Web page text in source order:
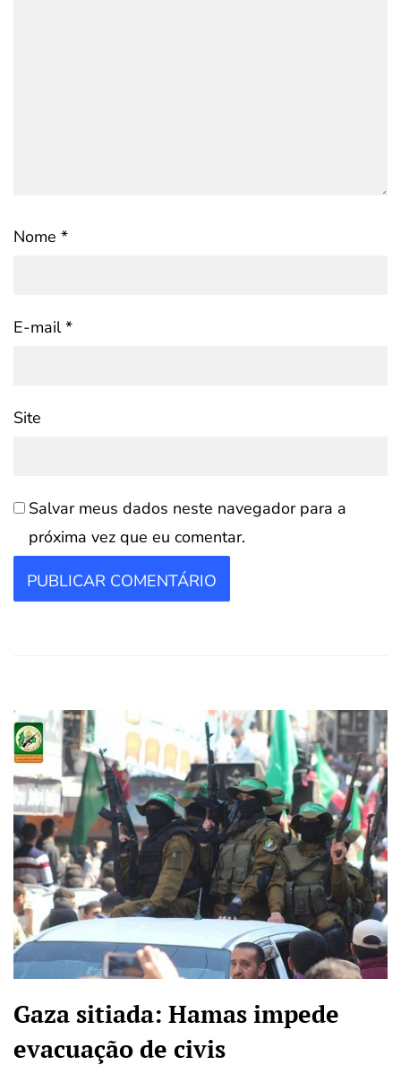
Nome *
E-mail*
Site
Salvar meus dados neste navegador para a
próxima vez que eu comentar.
Gaza sitiada: Hamas impede
evacuação de civis